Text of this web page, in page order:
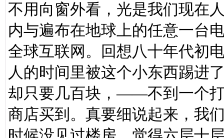
不用向窗外看，光是我们现在
内与遍布在地球上的任意一台
全球互联网。回想八十年代初
人的时间里被这个小东西踢进
却只要几百块，——不到一个
商店买到。真要细说起来，我